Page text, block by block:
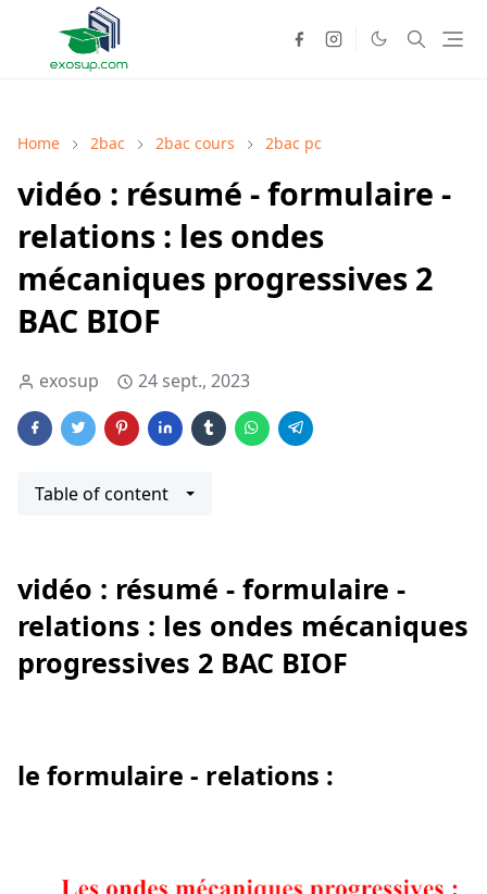
Home 2bac 2bac cours 2bac pc
vidéo : résumé - formulaire -
relations : les ondes
mécaniques progressives 2
BAC BIOF
exosup 24 sept., 2023
Table of content
vidéo : résumé - formulaire -
relations : les ondes mécaniques
progressives 2 BAC BIOF
le formulaire - relations :